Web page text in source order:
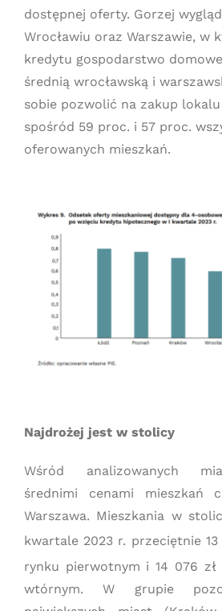
dostępnej oferty. Gorzej
Wrocławiu oraz Warszawie, w
kredytu gospodarstwo
średnią wrocławską i
sobie pozwolić na zakup
spośród 59 proc. i 57 proc.
oferowanych mieszkań.
Najdrożej jest w stolicy
Wśród analizowanych
średnimi cenami mieszkań
Warszawa. Mieszkania w
kwartale 2023 r. przeciętnie 13
rynku pierwotnym i 14 076 zł
wtórnym. W grupie